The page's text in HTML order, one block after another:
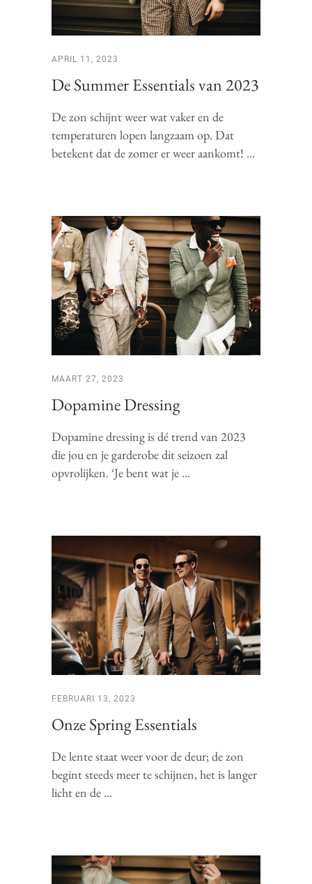
APRIL 11, 2023
De Summer Essentials van 2023
De zon schijnt weer wat vaker en de
temperaturen lopen langzaam op. Dat
betekent dat de zomer er weer aankomt!
MAART 27, 2023
Dopamine Dressing
Dopamine dressing is dé trend van 2023
die jou en je garderobe dit seizoen zal
opvrolijken. ‘Je bent wat je
FEBRUARI 13, 2023
Onze Spring Essentials
De lente staat weer voor de deur; de zon
begint steeds meer te schijnen, het is langer
licht en de